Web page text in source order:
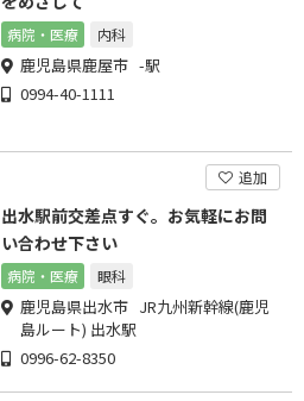
病院・医療 内科
鹿児島県鹿屋市 -駅
0994-40-1111
追加
出水駅前交差点すぐ。お気軽にお問
い合わせ下さい
病院・医療 眼科
鹿児島県出水市 JR九州新幹線(鹿児
島ルート) 出水駅
0996-62-8350